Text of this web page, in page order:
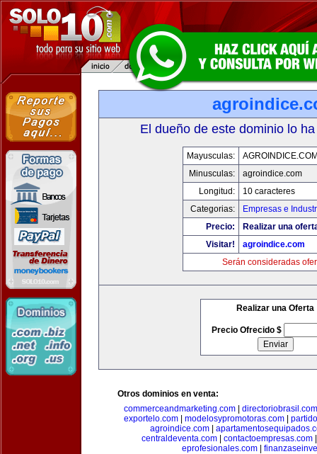
El dueño de este dominio lo
Mayusculas:
Minusculas:
agroindice.com
Longitud:
10 caracteres
Categorias:
Empresas e
Precio:
Realizar una
Visitar!
agroindice.com
Serán consideradas
Realizar una Oferta
Precio Ofrecido $
Otros dominios en venta:
commerceandmarketing.com| directoriobrasil.com
exportelo.com
modelosypromotoras.com
agroindice.com
centraldeventa.com
contactoempresas.com
eprofesionales.com